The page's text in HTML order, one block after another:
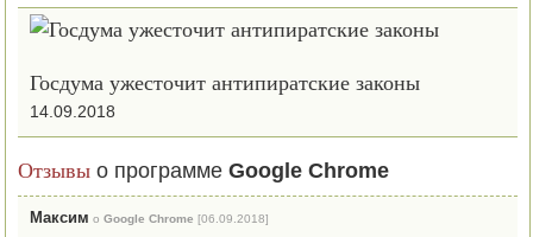
Госдума ужесточит антипиратские законы
14.09.2018
Отзывы о программеGoogle Chrome
Максим оGoogle Chrome [06.09.2018]